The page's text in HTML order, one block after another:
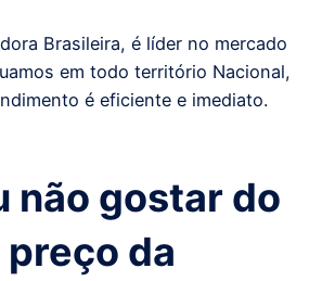
Brasileira, é líder no mercado
em todo território Nacional,
é eficiente e imediato.
não gostar do
preço da